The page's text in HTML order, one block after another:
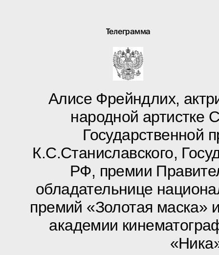
Телеграмма
Алисе Фрейндлих,
народной артистке
Государственной
К.С.Станиславского,
РФ, премии
обладательнице
премий «Золотая маска»
академии